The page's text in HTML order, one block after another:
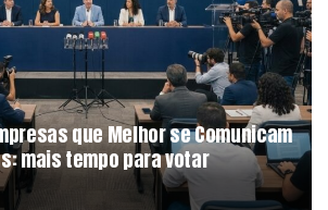
que Melhor se Comunicam
mais tempo para votar